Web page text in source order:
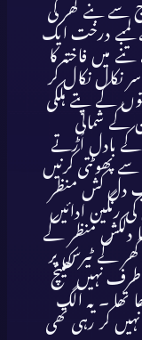
سے بنے گھر کی
لمبے درخت ایک
میں فاختہ کا
نکال نکال کر
کے پتے ہلکی
کے شمالی
کے بادل اُڑتے
پھوٹتی کرنیں
دل کش منظر
رنگین ادائیں
دلکش منظر کے
گھر کے ٹیرس پر
طرف نہیں کھینچ
تھا ۔ یہ الگ
کر رہی تھی